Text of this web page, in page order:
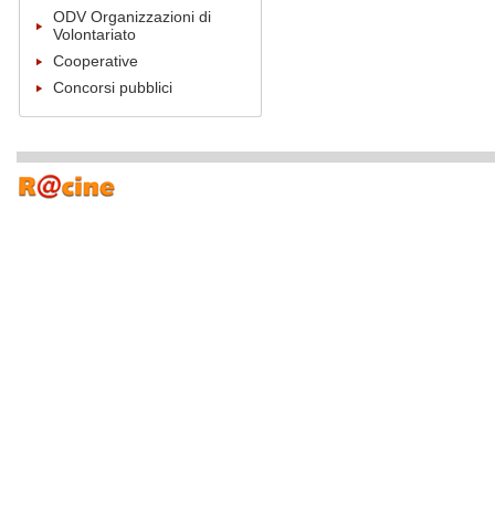
ODV Organizzazioni di
Volontariato
Cooperative
Concorsi pubblici